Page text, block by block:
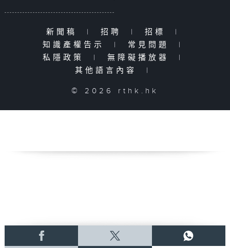
新聞稿 | 招聘 | 招標
|
知識產權告示
| 常見問題
|
私隱政策
| 無障礙播放器
|
其他語言內容
|
© 2026 rthk.hk